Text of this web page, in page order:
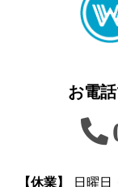
お電
【休業】
日曜日